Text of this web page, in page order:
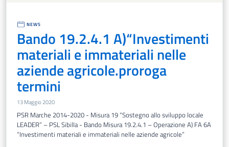
NEWS
Bando 19.2.4.1 A)“Investimenti
materiali e immateriali nelle
aziende agricole.proroga
termini
13 Maggio 2020
PSR Marche 2014-2020 - Misura 19 “Sostegno allo sviluppo locale
LEADER” – PSL Sibilla - Bando Misura 19.2.4.1 – Operazione A) FA 6A
“Investimenti materiali e immateriali nelle aziende agricole”